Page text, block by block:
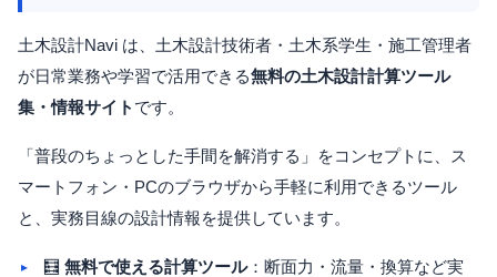
土木設計Navi は、土木設計技術者・土木系学生・施工管理者
が日常業務や学習で活用できる無料の土木設計計算ツール
集・情報サイト です。
「普段のちょっとした手間を解消する」をコンセプトに、ス
マートフォン・PCのブラウザから手軽に利用できるツール
と、実務目線の設計情報を提供しています。
🧮 無料で使える計算ツール：断面力・流量・換算など実